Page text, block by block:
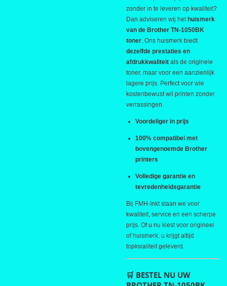
zonder in te leveren op kwaliteit?
Dan adviseren wij het huismerk
van de Brother TN-1050BK
toner. Ons huismerk biedt
dezelfde prestaties en
afdrukkwaliteit als de originele
toner, maar voor een aanzienlijk
lagere prijs. Perfect voor wie
kostenbewust wil printen zonder
verrassingen.
Voordeliger in prijs
100% compatibel met
bovengenoemde Brother
printers
Volledige garantie en
tevredenheidsgarantie
Bij FMH-Inkt staan we voor
kwaliteit, service en een scherpe
prijs. Of u nu kiest voor origineel
of huismerk, u krijgt altijd
topkwaliteit geleverd.
🛒 BESTEL NU UW